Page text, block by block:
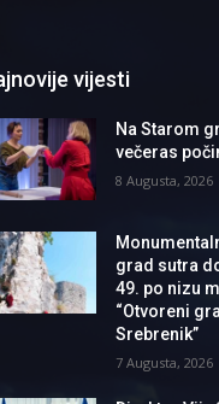
vijesti
Na Starom
večeras
8 Augusta, 2026
grad sutra
49. po nizu
“Otvoreni
Srebrenik”
7 Augusta, 2026